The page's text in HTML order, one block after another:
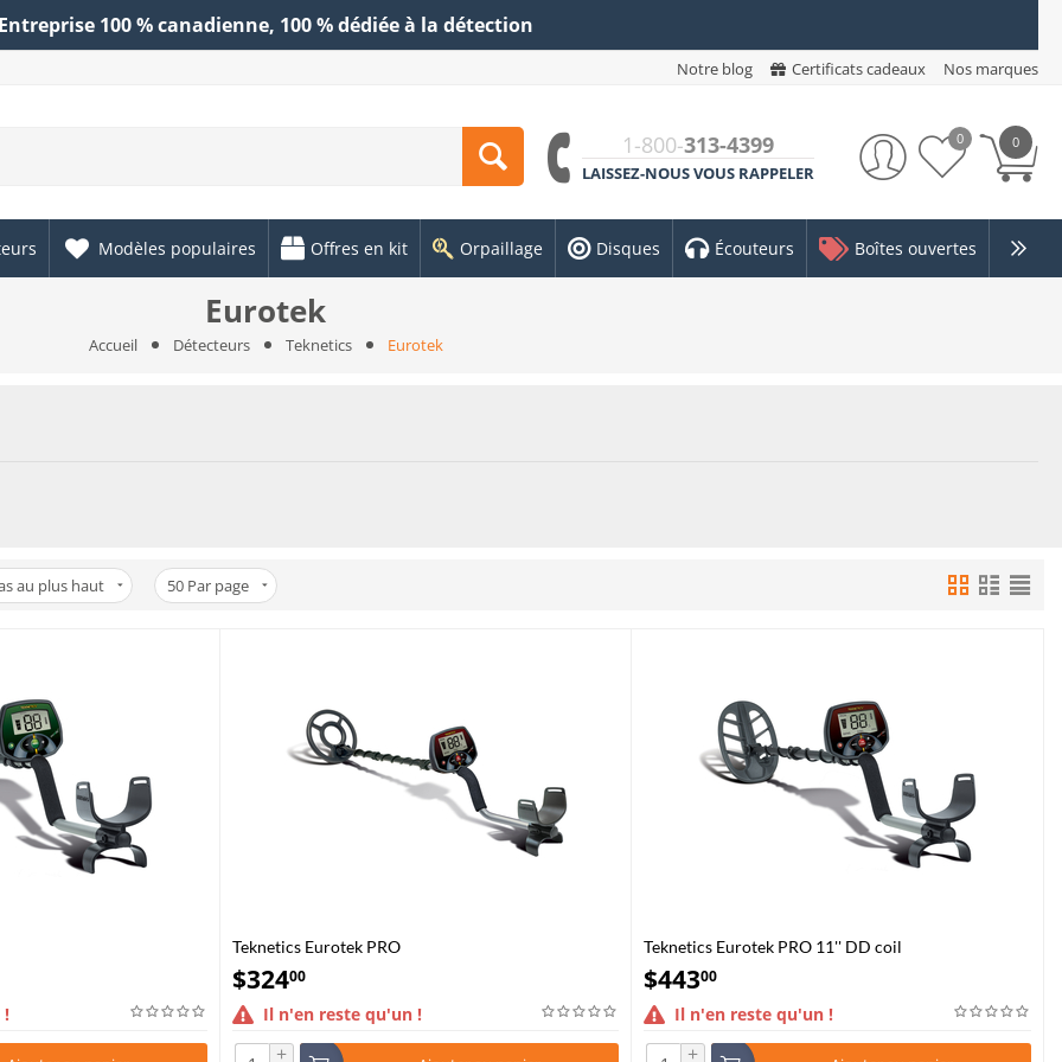
100 % canadienne, 100 % dédiée à la détection
Notre blog Certificats cadeaux Nos marques
1-800-313-4399
LAISSEZ-NOUS VOUS RAPPELER
0
0
Modèles populaires Offres en kit Orpaillage Disques Écouteurs Boîtes ouvertes
Eurotek
Accueil Détecteurs Teknetics Eurotek
au plus haut 50 Par page
!
Teknetics Eurotek PRO
$32400
Il n'en reste qu'un !
+
Teknetics Eurotek PRO 11'' DD coil
$44300
Il n'en reste qu'un !
+